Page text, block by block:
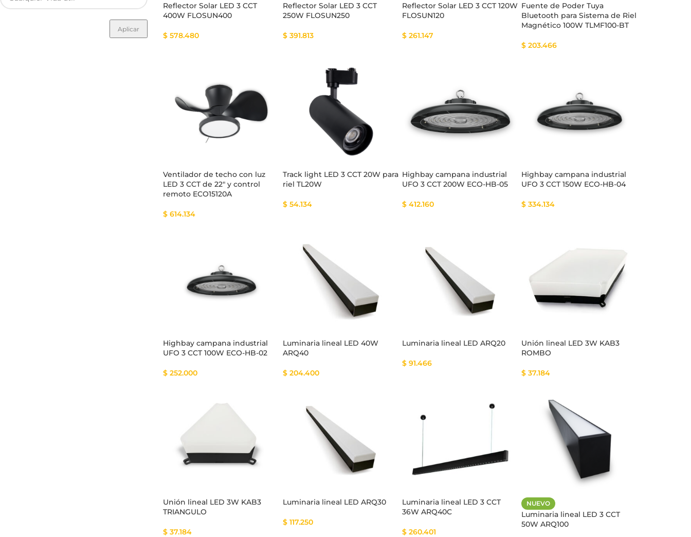
Aplicar
Reflector Solar LED 3 CCT
400W FLOSUN400
$ 578.480
Reflector Solar LED 3 CCT
250W FLOSUN250
$391.813
Reflector Solar LED 3 CCT 120W
FLOSUN120
$261.147
Fuente de Poder Tuya
Bluetooth para Sistema de Riel
Magnético 100W TLMF100-BT
$203.466
Ventilador de techo con luz
LED 3 CCT de 22″ y control
remoto ECO15120A
$ 614.134
Track light LED 3 CCT 20W para
riel TL20W
$54.134
Highbay campana industrial
UFO 3 CCT 200W ECO-HB-05
$412.160
Highbay campana industrial
UFO 3 CCT 150W ECO-HB-04
$334.134
Highbay campana industrial
UFO 3 CCT 100W ECO-HB-02
$ 252.000
Luminaria lineal LED 40W
ARQ40
$204.400
Luminaria lineal LED ARQ20
$91.466
Unión lineal LED 3W KAB3
ROMBO
$37.184
Unión lineal LED 3W KAB3
TRIANGULO
$ 37.184
Luminaria lineal LED ARQ30
$117.250
Luminaria lineal LED 3 CCT
36W ARQ40C
$260.401
NUEVO
Luminaria lineal LED 3 CCT
50W ARQ100